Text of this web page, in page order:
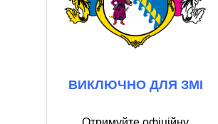
ВИКЛЮЧНО ДЛЯ ЗМІ